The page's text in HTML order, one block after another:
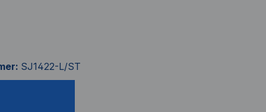
SJ1422-L/ST